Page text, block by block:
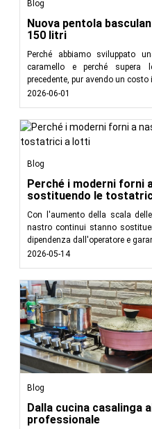
Blog
Nuova pentola
150 litri
Perché abbiamo sviluppato
caramello e perché supera
precedente, pur avendo un costo
2026-06-01
Blog
Perché i moderni forni
sostituendo le
Con l'aumento della scala
nastro continui stanno
dipendenza dall'operatore e
2026-05-14
Blog
Dalla cucina casalinga
professionale